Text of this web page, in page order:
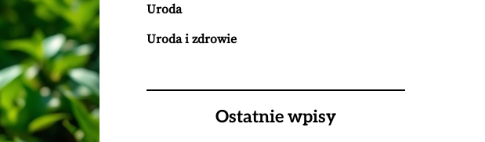
Uroda
Uroda i zdrowie
Ostatnie wpisy